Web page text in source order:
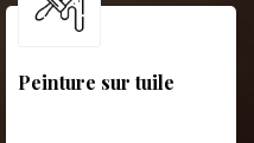
Peinture sur tuile